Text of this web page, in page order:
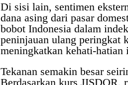
Di sisi lain, sentimen
dana asing dari pasar
bobot Indonesia dalam
peninjauan ulang peringkat
meningkatkan kehati-hatian
Tekanan semakin besar
Berdasarkan kurs JISDOR,